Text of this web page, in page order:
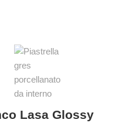
Lasa Glossy